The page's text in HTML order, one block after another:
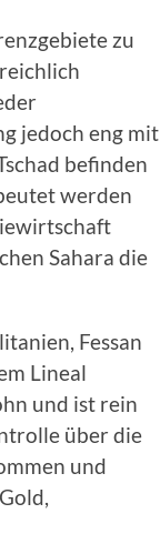
zu
jedoch eng mit
befinden
werden
Sahara die
Fessan
Lineal
und ist rein
über die
und